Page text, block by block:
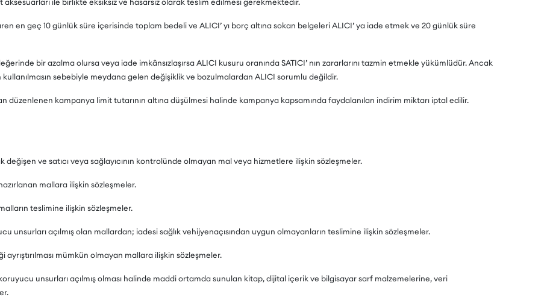
en geç 10 günlük süre içerisinde toplam bedeli ve ALICI’ yı borç altına sokan belgeleri ALICI’ ya iade etmek ve 20 günlük süre
bir azalma olursa veya iade imkânsızlaşırsa ALICI kusuru oranında SATICI’ nın zararlarını tazmin etmekle yükümlüdür. Ancak
sebebiyle meydana gelen değişiklik ve bozulmalardan ALICI sorumlu değildir.
düzenlenen kampanya limit tutarının altına düşülmesi halinde kampanya kapsamında faydalanılan indirim miktarı iptal edilir.
ve satıcı veya sağlayıcının kontrolünde olmayan mal veya hizmetlere ilişkin sözleşmeler.
mallara ilişkin sözleşmeler.
teslimine ilişkin sözleşmeler.
unsurları açılmış olan mallardan; iadesi sağlık vehijyenaçısından uygun olmayanların teslimine ilişkin sözleşmeler.
mümkün olmayan mallara ilişkin sözleşmeler.
unsurları açılmış olması halinde maddi ortamda sunulan kitap, dijital içerik ve bilgisayar sarf malzemelerine, veri